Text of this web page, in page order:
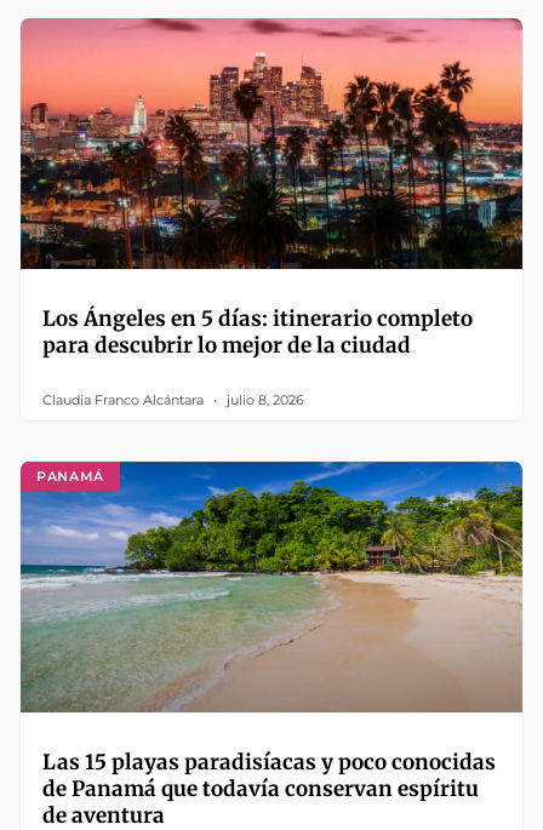
Los Ángeles en 5 días: itinerario completo
para descubrir lo mejor de la ciudad
Claudia Franco Alcántara julio 8, 2026
PANAMÁ
Las 15 playas paradisíacas y poco conocidas
de Panamá que todavía conservan espíritu
de aventura